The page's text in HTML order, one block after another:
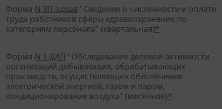
Форма N ЗП-здрав "Сведения о численности и оплате
труда работников сферы здравоохранения по
категориям персонала" (квартальная)*
Форма N 1-ДАП "Обследование деловой активности
организаций добывающих, обрабатывающих
производств, осуществляющих обеспечение
электрической энергией, газом и паром,
кондиционирование воздуха" (месячная)*